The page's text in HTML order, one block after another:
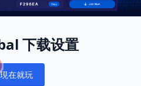
下载设置
現在就玩